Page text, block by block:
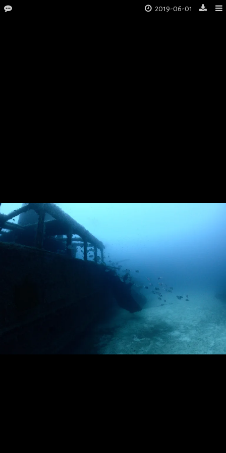
2019-06-01
Loading…